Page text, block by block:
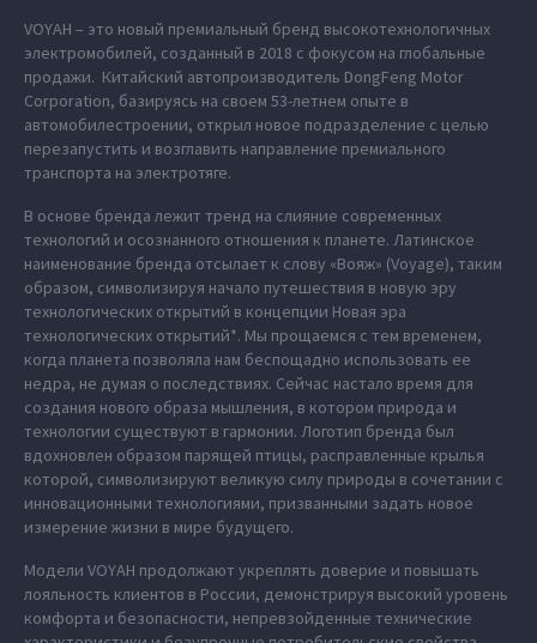
VOYAH – это новый премиальный бренд высокотехнологичных
электромобилей, созданный в 2018 с фокусом на глобальные
продажи. Китайский автопроизводитель DongFeng Motor
Corporation, базируясь на своем 53-летнем опыте в
автомобилестроении, открыл новое подразделение с целью
перезапустить и возглавить направление премиального
транспорта на электротяге.
В основе бренда лежит тренд на слияние современных
технологий и осознанного отношения к планете. Латинское
наименование бренда отсылает к слову «Вояж» (Voyage), таким
образом, символизируя начало путешествия в новую эру
технологических открытий в концепции Новая эра
технологических открытий*. Мы прощаемся с тем временем,
когда планета позволяла нам беспощадно использовать ее
недра, не думая о последствиях. Сейчас настало время для
создания нового образа мышления, в котором природа и
технологии существуют в гармонии. Логотип бренда был
вдохновлен образом парящей птицы, расправленные крылья
которой, символизируют великую силу природы в сочетании с
инновационными технологиями, призванными задать новое
измерение жизни в мире будущего.
Модели VOYAH продолжают укреплять доверие и повышать
лояльность клиентов в России, демонстрируя высокий уровень
комфорта и безопасности, непревзойденные технические